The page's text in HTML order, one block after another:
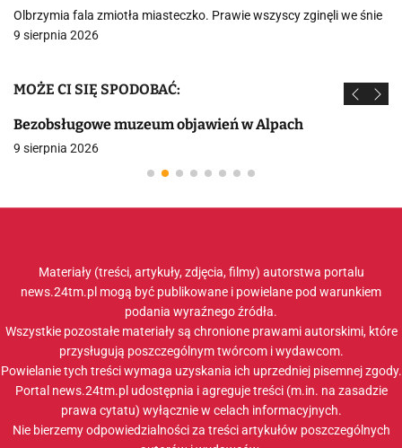
Olbrzymia fala zmiotła miasteczko. Prawie wszyscy zginęli we śnie
9 sierpnia 2026
MOŻE CI SIĘ SPODOBAĆ:
Bezobsługowe muzeum objawień w Alpach
9 sierpnia 2026
Materiały (treści, artykuły, zdjęcia, filmy) autorstwa portalu
news.24tm.pl mogą być publikowane i powielane pod warunkiem
podania wyraźnego źródła.
Wszystkie pozostałe materiały są chronione prawami autorskimi, które
przysługują poszczególnym twórcom i wydawcom.
Powielanie tych treści wymaga uzyskania ich uprzedniej pisemnej zgody.
Portal news.24tm.pl udostępnia i agreguje treści (m.in. na zasadzie
prawa cytatu) wyłącznie w celach informacyjnych.
Nie bierzemy odpowiedzialności za treści artykułów poszczególnych